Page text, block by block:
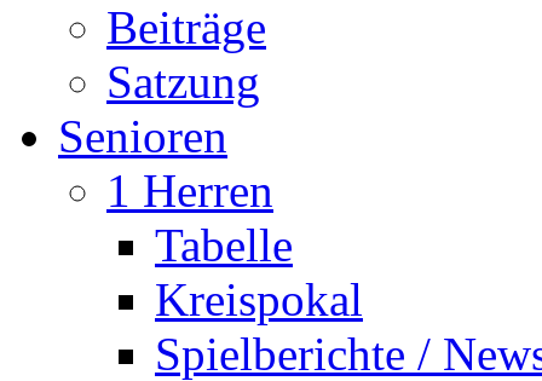
Beiträge
Satzung
Senioren
1 Herren
Tabelle
Kreispokal
Spielberichte /